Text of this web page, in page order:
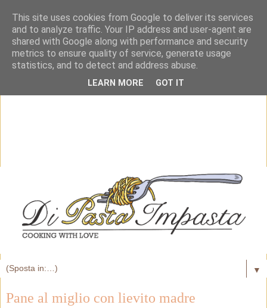
▼
Pane al miglio con lievito madre
This site uses cookies from Google to deliver its services
and to analyze traffic. Your IP address and user-agent are
shared with Google along with performance and security
metrics to ensure quality of service, generate usage
statistics, and to detect and address abuse.
LEARN MORE GOT IT